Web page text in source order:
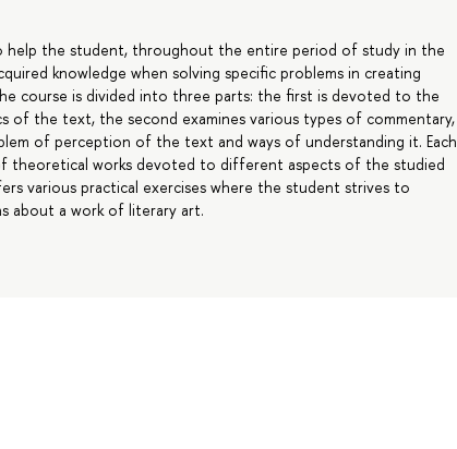
help the student, throughout the entire period of study in the
knowledge when solving specific problems in creating
course is divided into three parts: the first is devoted to the
of the text, the second examines various types of commentary,
of perception of the text and ways of understanding it. Each
theoretical works devoted to different aspects of the studied
various practical exercises where the student strives to
about a work of literary art.